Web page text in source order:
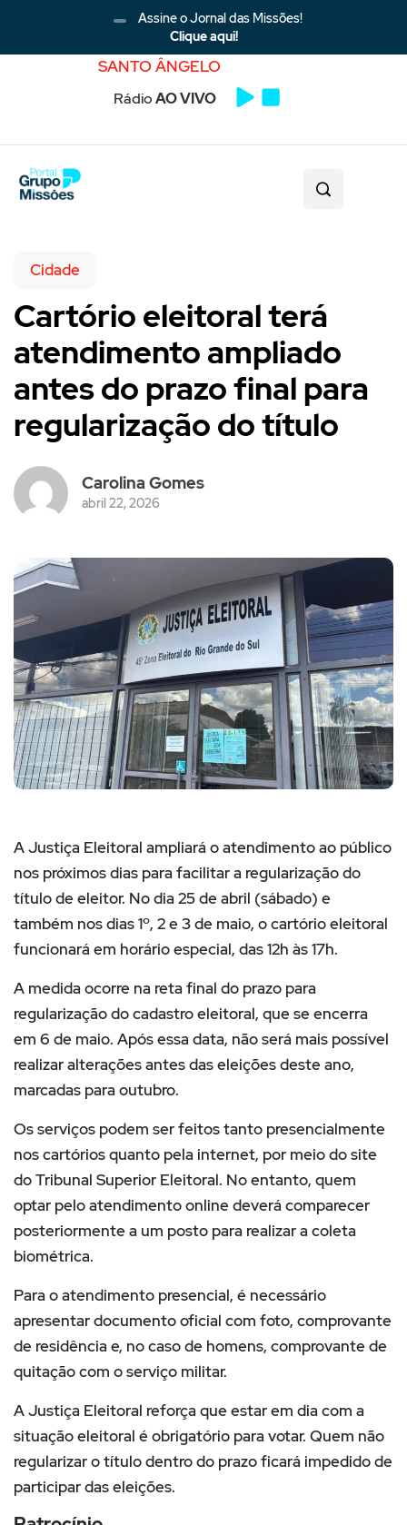
Assine o Jornal das Missões!
Clique aqui!
SANTO ÂNGELO
RádioAO VIVO
Cidade
Cartório eleitoral terá
atendimento ampliado
antes do prazo final para
regularização do título
Carolina Gomes
abril 22, 2026
AJustiça Eleitoral ampliará o atendimento ao público
nos próximos dias para facilitar a regularização do
título de eleitor. No dia 25 de abril (sábado) e
também nos dias 1º, 2 e 3 de maio, o cartório eleitoral
funcionará em horário especial, das 12h às 17h.
A medida ocorre na reta final do prazo para
regularização do cadastro eleitoral, que se encerra
em 6 de maio. Após essa data, não será mais possível
realizar alterações antes das eleições deste ano,
marcadas para outubro.
Os serviços podem ser feitos tanto presencialmente
nos cartórios quanto pela internet, por meio do site
doTribunal Superior Eleitoral. No entanto, quem
optar pelo atendimento online deverá comparecer
posteriormente a um posto para realizar a coleta
biométrica.
Para o atendimento presencial, é necessário
apresentar documento oficial com foto, comprovante
de residência e, no caso de homens, comprovante de
quitação com o serviço militar.
A Justiça Eleitoral reforça que estar em dia com a
situação eleitoral é obrigatório para votar. Quem não
regularizar o título dentro do prazo ficará impedido de
participar das eleições.